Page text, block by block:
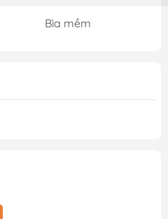
Bìa mềm